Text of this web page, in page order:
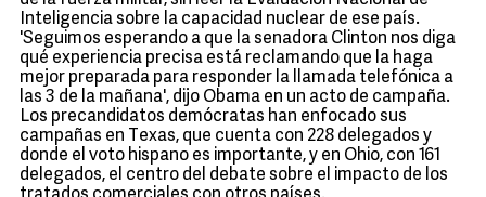
Inteligencia sobre la capacidad nuclear de ese país.
'Seguimos esperando a que la senadora Clinton nos diga
qué experiencia precisa está reclamando que la haga
mejor preparada para responder la llamada telefónica a
las 3 de la mañana', dijo Obama en un acto de campaña.
Los precandidatos demócratas han enfocado sus
campañas en Texas, que cuenta con 228 delegados y
donde el voto hispano es importante, y en Ohio, con 161
delegados, el centro del debate sobre el impacto de los